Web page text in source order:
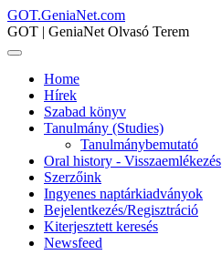
GOT.GeniaNet.com
GOT | GeniaNet Olvasó Terem
Home
Hírek
Szabad könyv
Tanulmány (Studies)
Tanulmánybemutató
Oral history - Visszaemlékezés
Szerzőink
Ingyenes naptárkiadványok
Bejelentkezés/Regisztráció
Kiterjesztett keresés
Newsfeed